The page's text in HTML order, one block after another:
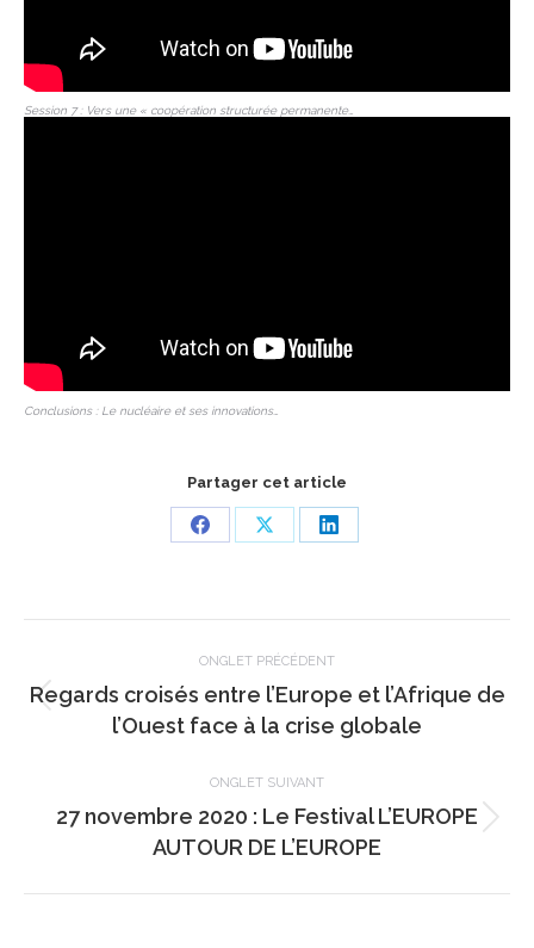
Session 7 : Vers une « coopération structurée permanente…
Conclusions : Le nucléaire et ses innovations…
Partager cet article
Share
Share
Share
commentaire
ONGLET PRÉCÉDENT
Onglet
précédent
Regards croisés entre l’Europe et l’Afrique de
l’Ouest face à la crise globale
ONGLET SUIVANT
Onglet
suivant
27 novembre 2020 : Le Festival L’EUROPE
AUTOUR DE L’EUROPE